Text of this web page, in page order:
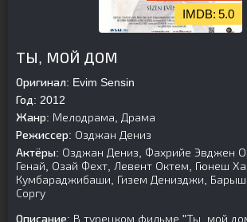
5.0
ТЫ, МОЙ ДОМ
Оригинал: Evim Sensin
Год: 2012
Жанр: Мелодрама, Драма
Режиссер: Озджан Дениз
Актёры: Озджан Дениз, Фахрийе Эвджен
Генай, Озай Фехт, Левент Октем, Гюнеш
Кумбараджибаши, Гизем Денизджи, Барыш
Соргу
Описание: В турецком фильме "Ты, мой